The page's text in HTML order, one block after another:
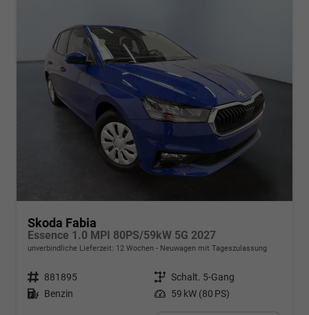
Skoda Fabia
Essence 1.0 MPI 80PS/59kW 5G 2027
unverbindliche Lieferzeit: 12 Wochen Neuwagen mit Tageszulassung
Fahrzeugnr. 881895 Getriebe Schalt. 5-Gang
Kraftstoff Benzin Leistung 59 kW (80 PS)